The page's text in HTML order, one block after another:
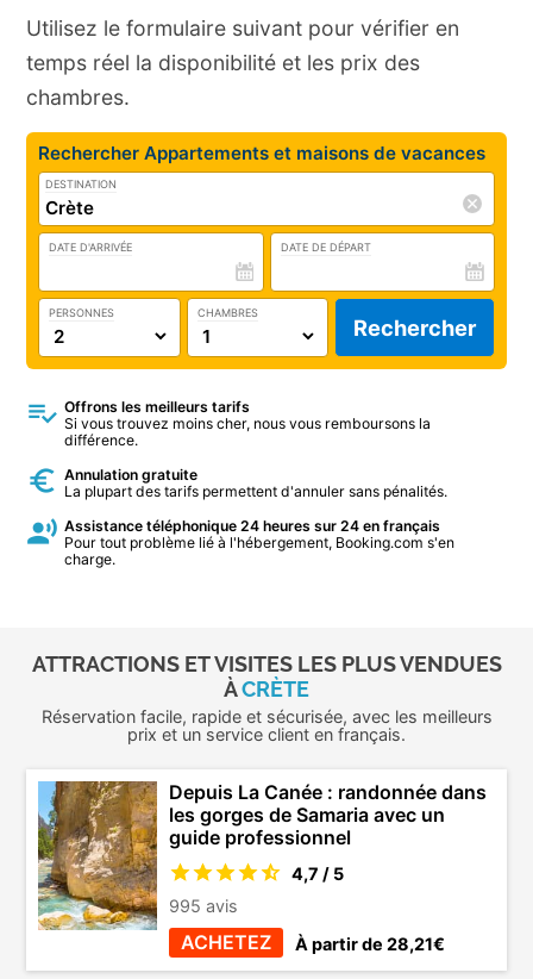
Utilisez le formulaire suivant pour vérifier en
temps réel la disponibilité et les prix des
chambres.
Rechercher Appartements et maisons de vacances
DESTINATION
DATE D'ARRIVÉE DATE DE DÉPART
PERSONNES CHAMBRES
Rechercher
Offrons les meilleurs tarifs
Si vous trouvez moins cher, nous vous remboursons la
différence.
Annulation gratuite
La plupart des tarifs permettent d'annuler sans pénalités.
Assistance téléphonique 24 heures sur 24 en français
Pour tout problème lié à l'hébergement, Booking.com s'en
charge.
ATTRACTIONS ET VISITES LES PLUS VENDUES
ÀCRÈTE
Réservation facile, rapide et sécurisée, avec les meilleurs
prix et un service client en français.
Depuis La Canée : randonnée dans
les gorges de Samaria avec un
guide professionnel
4,7 / 5
995 avis
ACHETEZ À partir de 28,21€